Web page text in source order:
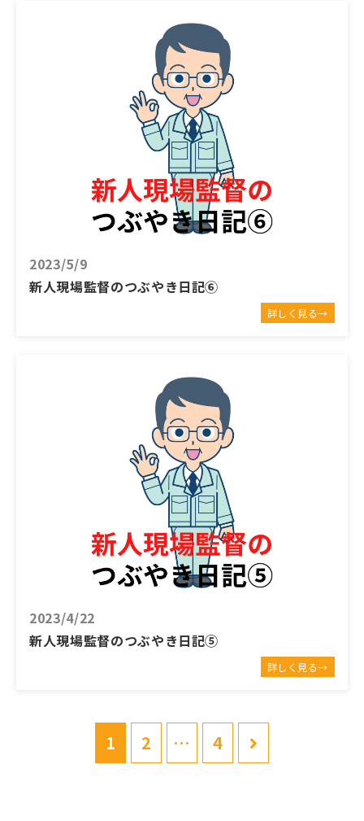
2023/5/9
新人現場監督のつぶやき日記⑥
詳しく見る→
2023/4/22
新人現場監督のつぶやき日記⑤
詳しく見る→
1 2 … 4